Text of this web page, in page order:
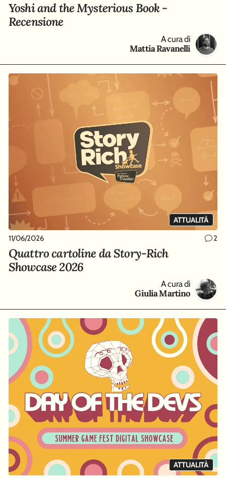
Yoshi and the Mysterious Book -
Recensione
A cura di
Mattia Ravanelli
ATTUALITÀ
11/06/2026 2
Quattro cartoline da Story-Rich
Showcase 2026
A cura di
Giulia Martino
ATTUALITÀ